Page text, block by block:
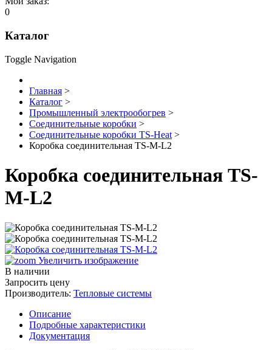
0
Каталог
Toggle Navigation
Главная >
Каталог >
Промышленный электрообогрев >
Соединительные коробки >
Соединительные коробки TS-Heat >
Коробка соединительная TS-М-L2
Коробка соединительная TS-
М-L2
Увеличить изображение
В наличии
Запросить цену
Производитель: Тепловые системы
Описание
Подробные характеристики
Документация